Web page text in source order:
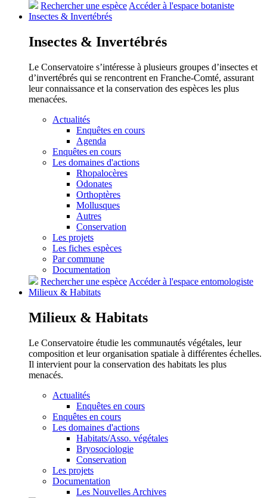
Rechercher une espèceAccéder à l'espace botaniste
Insectes & Invertébrés
Insectes & Invertébrés
Le Conservatoire s’intéresse à plusieurs groupes d’insectes et
d’invertébrés qui se rencontrent en Franche-Comté, assurant
leur connaissance et la conservation des espèces les plus
menacées.
Actualités
Enquêtes en cours
Agenda
Enquêtes en cours
Les domaines d'actions
Rhopalocères
Odonates
Orthoptères
Mollusques
Autres
Conservation
Les projets
Les fiches espèces
Par commune
Documentation
Rechercher une espèce Accéder à l'espace entomologiste
Milieux & Habitats
Milieux & Habitats
Le Conservatoire étudie les communautés végétales, leur
composition et leur organisation spatiale à différentes échelles.
Il intervient pour la conservation des habitats les plus
menacés.
Actualités
Enquêtes en cours
Enquêtes en cours
Les domaines d'actions
Habitats/Asso. végétales
Bryosociologie
Conservation
Les projets
Documentation
Les Nouvelles Archives